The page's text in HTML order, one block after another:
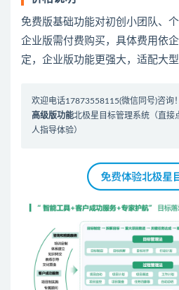
免费版基础功能对初创小团队、
企业版需付费购买，具体费用依
定，企业版功能更强大，适配大
欢迎电话17873558115(微信同号)咨询
高级版功能北极星目标管理系统 （直
人指导体验）